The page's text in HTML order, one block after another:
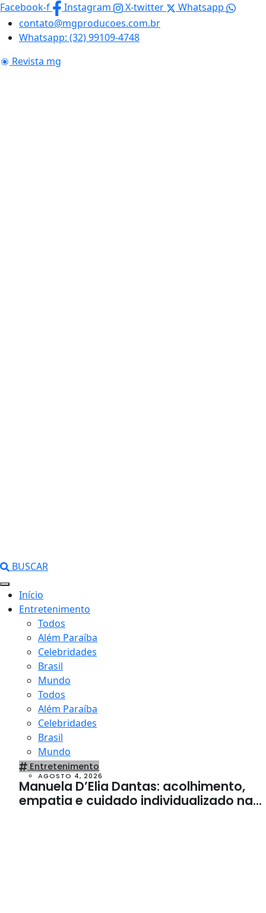
Skip
to
content
Facebook-f Instagram X-twitter
Whatsapp
contato@mgproducoes.com.br
Whatsapp: (32) 99109-4748
Revista mg
BUSCAR
Início
Entretenimento
Todos
Além Paraíba
Celebridades
Brasil
Mundo
Todos
Além Paraíba
Celebridades
Brasil
Mundo
Entretenimento
AGOSTO 4, 2026
Manuela D’Elia Dantas: acolhimento,
empatia e cuidado individualizado na